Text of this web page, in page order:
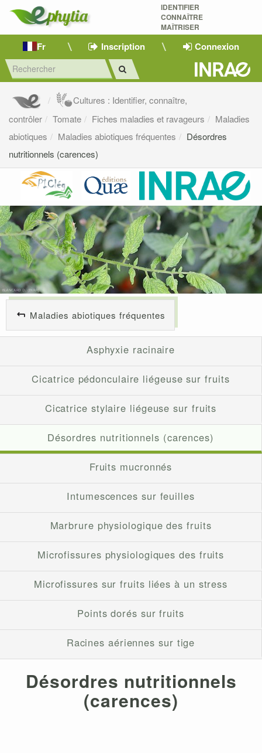
IDENTIFIER
CONNAÎTRE
MAÎTRISER
Fr Inscription Connexion
Cultures : Identifier, connaître,
contrôler
Tomate Fiches maladies et ravageurs
Maladies
abiotiques
Maladies abiotiques fréquentes
Désordres
nutritionnels (carences)
Maladies abiotiques fréquentes
Asphyxie racinaire
Cicatrice pédonculaire liégeuse sur fruits
Cicatrice stylaire liégeuse sur fruits
Désordres nutritionnels (carences)
Fruits mucronnés
Intumescences sur feuilles
Marbrure physiologique des fruits
Microfissures physiologiques des fruits
Microfissures sur fruits liées à un stress
Points dorés sur fruits
Racines aériennes sur tige
Désordres nutritionnels
(carences)